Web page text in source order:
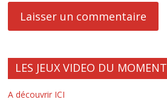
LES JEUX VIDEO DU MOMENT
A découvrir ICI